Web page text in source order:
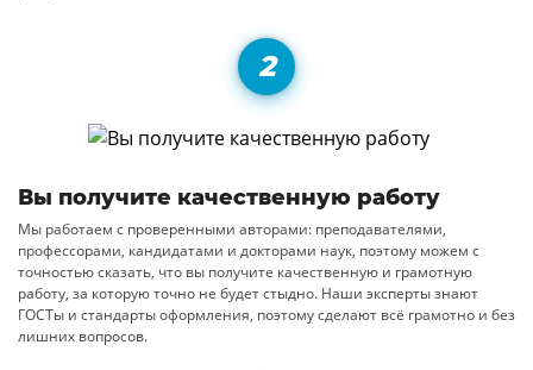
Вы получите качественную работу
Мы работаем с проверенными авторами: преподавателями,
профессорами, кандидатами и докторами наук, поэтому можем с
точностью сказать, что вы получите качественную и грамотную
работу, за которую точно не будет стыдно. Наши эксперты знают
ГОСТы и стандарты оформления, поэтому сделают всё грамотно и без
лишних вопросов.